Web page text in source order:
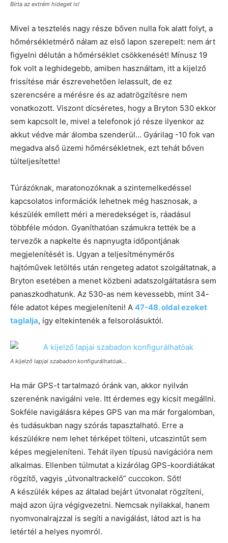
Bírta az extrém hideget is!
Mivel a tesztelés nagy része bőven nulla fok alatt folyt, a
hőmérsékletmérő nálam az első lapon szerepelt: nem árt
figyelni délután a hőmérséklet csökkenését! Mínusz 19
fok volt a leghidegebb, amiben használtam, itt a kijelző
frissítése már észrevehetően lelassult, de ez
szerencsére a mérésre és az adatrögzítésre nem
vonatkozott. Viszont dícséretes, hogy a Bryton 530 ekkor
sem kapcsolt le, mivel a telefonok jó része ilyenkor az
akkut védve már álomba szenderül… Gyárilag -10 fok van
megadva alső üzemi hőmérsékletnek, ezt tehát bőven
túlteljesítette!
Túrázóknak, maratonozóknak a szintemelkedéssel
kapcsolatos információk lehetnek még hasznosak, a
készülék emllett méri a meredekséget is, ráadásul
többféle módon. Gyaníthatóan számukra tették be a
tervezők a napkelte és napnyugta időpontjának
megjelenítését is. Ugyan a teljesítménymérős
hajtóművek letöltés után rengeteg adatot szolgáltatnak, a
Bryton esetében a menet közbeni adatszolgáltatásra sem
panaszkodhatunk. Az 530-as nem kevessebb, mint 34-
féle adatot képes megjeleníteni! A 47-48. oldal ezeket
taglalja, így eltekintenék a felsorolásuktól.
A kijelző lapjai szabadon konfigurálhatóak…
Ha már GPS-t tartalmazó óránk van, akkor nyilván
szerenénk navigálni vele. Itt érdemes egy kicsit megállni.
Sokféle navigálásra képes GPS van ma már forgalomban,
és tudásukban nagy szórás tapasztalható. Erre a
készülékre nem lehet térképet tölteni, utcaszintűt sem
képes megjeleníteni. Tehát ilyen típusú navigációra nem
alkalmas. Ellenben túlmutat a kizárólag GPS-koordiátákat
rögzítő, vagyis „útvonaltrackelő” cuccokon. Sőt!
A készülék képes az általad bejárt útvonalat rögzíteni,
majd azon újra végigvezetni. Nemcsak nyilakkal, hanem
nyomvonalrajzzal is segíti a navigálást, látod azt is ha
letértél a helyes nyomról.